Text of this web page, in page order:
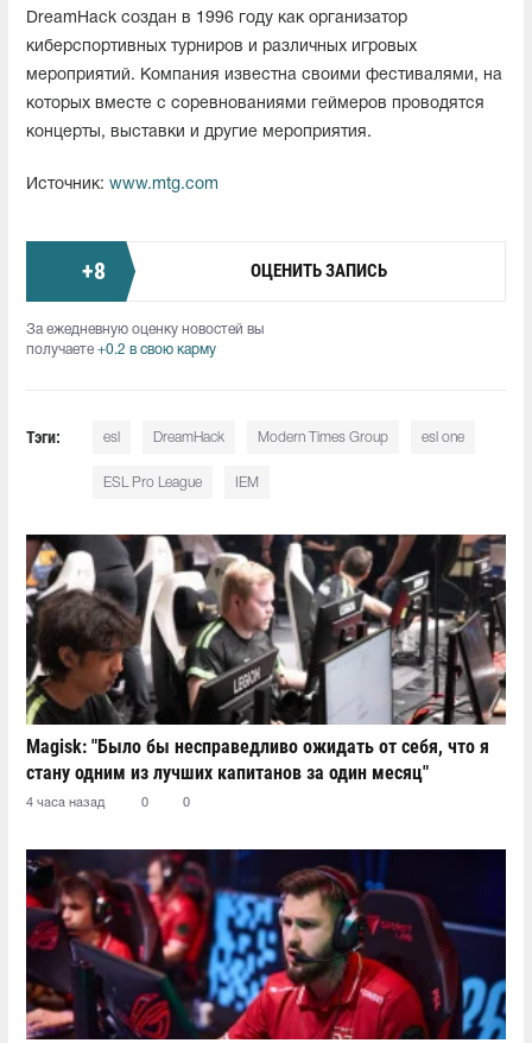
DreamHack создан в 1996 году как организатор
киберспортивных турниров и различных игровых
мероприятий. Компания известна своими фестивалями, на
которых вместе с соревнованиями геймеров проводятся
концерты, выставки и другие мероприятия.
Источник: www.mtg.com
+8 ОЦЕНИТЬ ЗАПИСЬ
За ежедневную оценку новостей вы
получаете +0.2 в свою карму
Тэги: esl DreamHack Modern Times Group esl one
ESL Pro League IEM
Magisk: "Было бы несправедливо ожидать от себя, что я
стану одним из лучших капитанов за один месяц"
4 часа назад 0 0